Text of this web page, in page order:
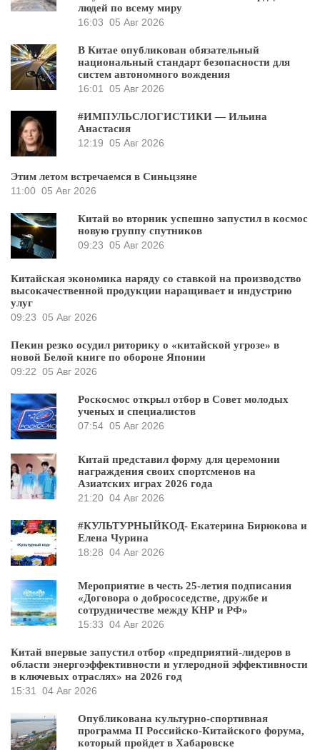
людей по всему миру
16:03 05 Авг 2026
В Китае опубликован обязательный
национальный стандарт безопасности для
систем автономного вождения
16:01
05 Авг 2026
#ИМПУЛЬСЛОГИСТИКИ — Ильина
Анастасия
12:19 05 Авг 2026
Этим летом встречаемся в Синьцзяне
11:00 05 Авг 2026
Китай во вторник успешно запустил в космос
новую группу спутников
09:23 05 Авг 2026
Китайская экономика наряду со ставкой на производство
высокачественной продукции наращивает и индустрию
улуг
09:23 05 Авг 2026
Пекин резко осудил риторику о «китайской угрозе» в
новой Белой книге по обороне Японии
09:22 05 Авг 2026
Роскосмос открыл отбор в Совет молодых
ученых и специалистов
07:54 05 Авг 2026
Китай представил форму для церемонии
награждения своих спортсменов на
Азиатских играх 2026 года
21:20 04 Авг 2026
#КУЛЬТУРНЫЙКОД- Екатерина Бирюкова и
Елена Чурина
18:28 04 Авг 2026
Мероприятие в честь 25-летия подписания
«Договора о добрососедстве, дружбе и
сотрудничестве между КНР и РФ»
15:33 04 Авг 2026
Китай впервые запустил отбор «предприятий-лидеров в
области энергоэффективности и углеродной эффективности
в ключевых отраслях» на 2026 год
15:31
04 Авг 2026
Опубликована культурно-спортивная
программа II Российско-Китайского форума,
который пройдет в Хабаровске